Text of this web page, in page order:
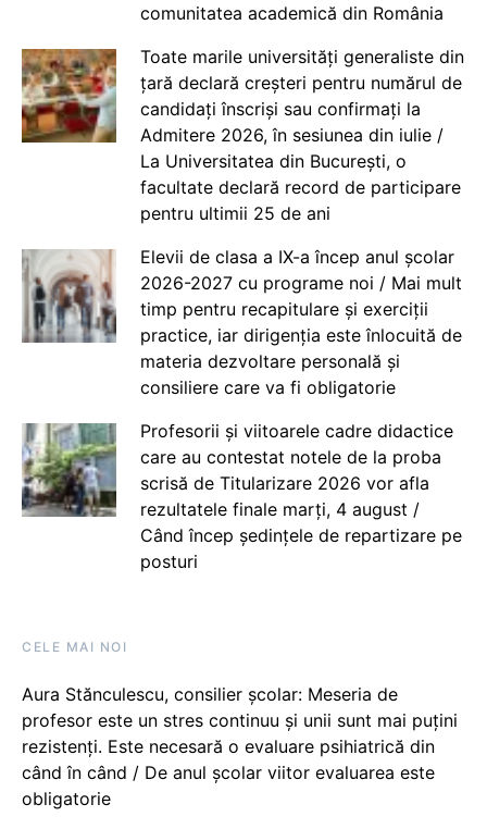
comunitatea academică din România
Toate marile universități generaliste din
țară declară creșteri pentru numărul de
candidați înscriși sau confirmați la
Admitere 2026, în sesiunea din iulie /
La Universitatea din București, o
facultate declară record de participare
pentru ultimii 25 de ani
Elevii de clasa a IX-a încep anul școlar
2026-2027 cu programe noi / Mai mult
timp pentru recapitulare și exerciții
practice, iar dirigenția este înlocuită de
materia dezvoltare personală și
consiliere care va fi obligatorie
Profesorii și viitoarele cadre didactice
care au contestat notele de la proba
scrisă de Titularizare 2026 vor afla
rezultatele finale marți, 4 august /
Când încep ședințele de repartizare pe
posturi
CELE MAI NOI
Aura Stănculescu, consilier școlar: Meseria de
profesor este un stres continuu și unii sunt mai puțini
rezistenți. Este necesară o evaluare psihiatrică din
când în când / De anul școlar viitor evaluarea este
obligatorie